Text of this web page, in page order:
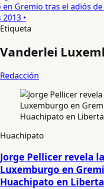
Gremio tras el adiós
•
Etiqueta
Vanderlei
Redacción
Huachipato
Jorge Pellicer revela
Luxemburgo en
Huachipato en